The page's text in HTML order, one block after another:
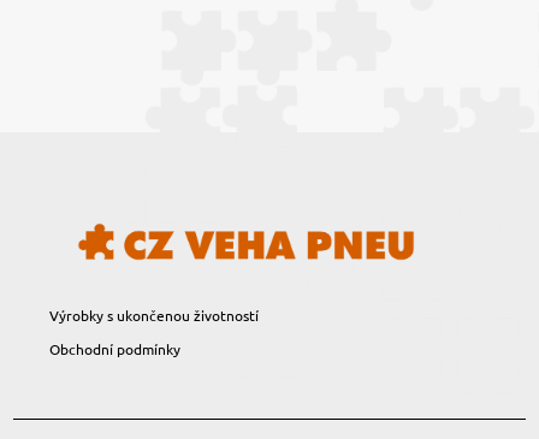
Výrobky s ukončenou životností
Obchodní podmínky